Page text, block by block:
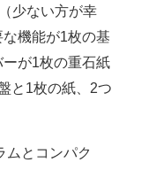
少ない方が幸
機能が1枚の基
が1枚の重石紙
と1枚の紙、2つ
とコンパク